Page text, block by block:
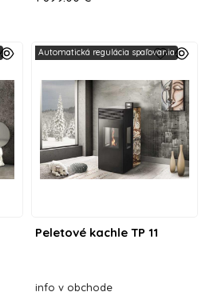
Peletové kachle TP 11
Automatická regulácia spaľovania
info v obchode